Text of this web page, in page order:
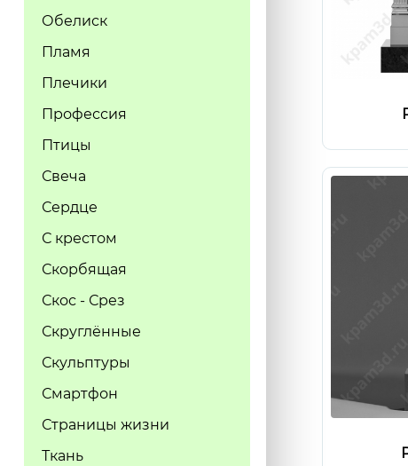
Обелиск
Пламя
Плечики
Профессия
Птицы
Свеча
Сердце
С крестом
Скорбящая
Скос - Срез
Скруглённые
Скульптуры
Смартфон
Страницы жизни
Ткань